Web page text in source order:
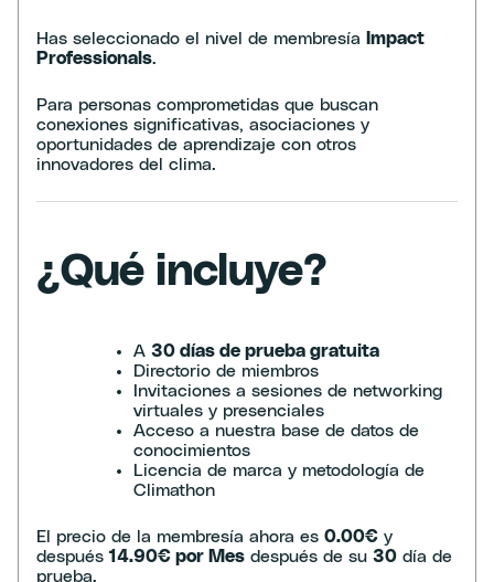
Has seleccionado el nivel de membresía
Impact
Professionals.
Para personas comprometidas que buscan
conexiones significativas, asociaciones y
oportunidades de aprendizaje con otros
innovadores del clima.
¿Qué incluye?
A 30 días de prueba gratuita
Directorio de miembros
Invitaciones a sesiones de networking
virtuales y presenciales
Acceso a nuestra base de datos de
conocimientos
Licencia de marca y metodología de
Climathon
El precio de la membresía ahora es 0.00€ y
después 14.90€ por Mes después de su 30 día de
prueba.